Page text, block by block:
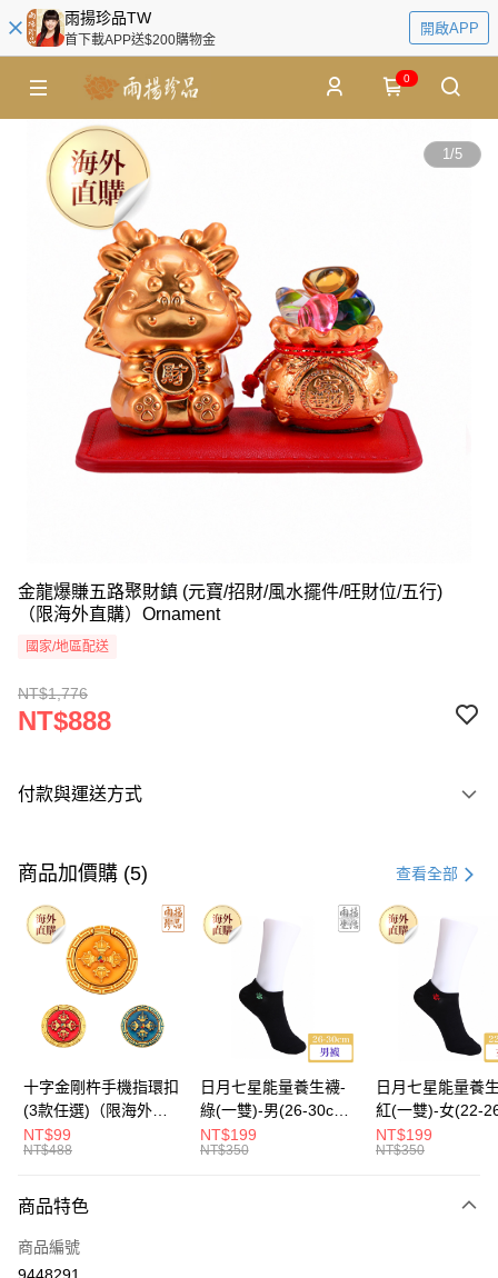
雨揚珍品TW
首下載APP送$200購物金
開啟APP
0
1/5
金龍爆賺五路聚財鎮 (元寶/招財/風水擺件/旺財位/五行)
（限海外直購）Ornament
國家/地區配送
NT$1,776
NT$888
付款與運送方式
信用卡一次付款
Apple Pay
Google Pay
運送方式
海外國際空運 查看運費
商品加價購 (5) 查看全部
十字金剛杵手機指環扣
(3款任選)（限海外直
購）Ring Holder
NT$99
NT$488
日月七星能量養生襪-
綠(一雙)-男(26-30cm)-
船型（限海外直購）
Socks
NT$199
NT$350
日月七星能量養
紅(一雙)-女(22-
-船型 （限海外
Socks
NT$199
NT$350
商品特色
商品編號
9448291